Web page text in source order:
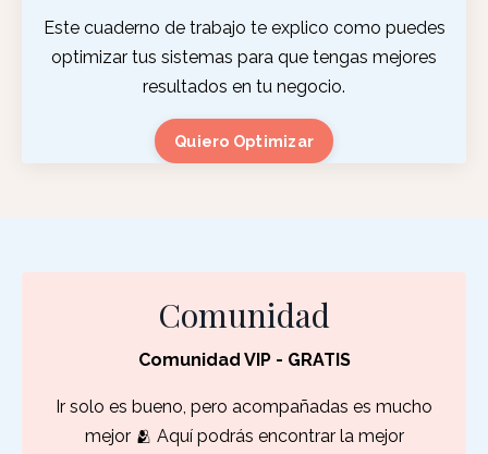
Este cuaderno de trabajo te explico como puedes
optimizar tus sistemas para que tengas mejores
resultados en tu negocio.
Quiero Optimizar
Comunidad
Comunidad VIP - GRATIS
Ir solo es bueno, pero acompañadas es mucho
mejor 🫂 Aquí podrás encontrar la mejor